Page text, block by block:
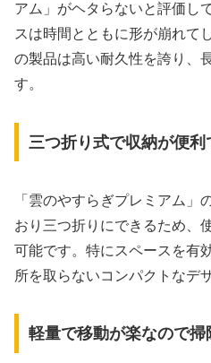
アム」がヘタらないと評価し
スは時間とともに形が崩れて
の製品は高い耐久性を誇り、
す。
三つ折り式で収納が便利
「雲のやすらぎプレミアム」
おり三つ折りにできるため、
可能です。特にスペースを有
所を取らないコンパクトなデ
軽量で移動が楽なので